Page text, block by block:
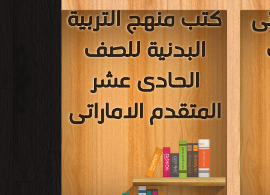
كتب منهج التربية
البدنية للصف
الحادى عشر
المتقدم الاماراتى